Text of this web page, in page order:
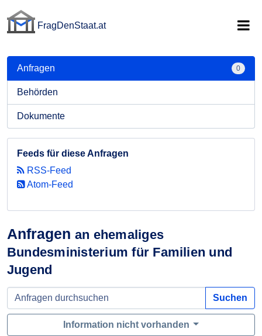
FragDenStaat.at
Anfragen an ehemaliges
Bundesministerium für Familien und
Jugend
Suchen
Information nicht vorhanden
Anfragen 0
Behörden
Dokumente
Feeds für diese Anfragen
RSS-Feed
Atom-Feed